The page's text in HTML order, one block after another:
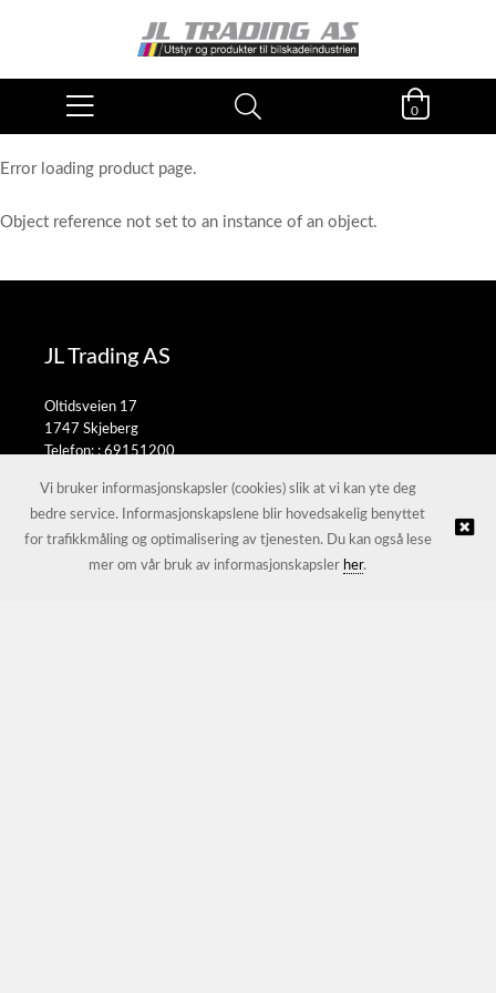
0
Error loading product page.
Object reference not set to an instance of an object.
JL Trading AS
Oltidsveien 17
1747 Skjeberg
Telefon: :69151200
© JL Trading AS |Nettbutikk levert av Kréatif
Vi bruker informasjonskapsler (cookies) slik at vi kan yte deg
bedre service. Informasjonskapslene blir hovedsakelig benyttet
for trafikkmåling og optimalisering av tjenesten. Du kan også lese
mer om vår bruk av informasjonskapsler her.